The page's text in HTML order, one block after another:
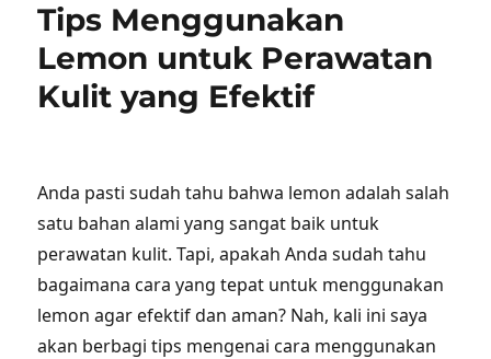
Tips Menggunakan
Lemon untuk Perawatan
Kulit yang Efektif
Anda pasti sudah tahu bahwa lemon adalah salah
satu bahan alami yang sangat baik untuk
perawatan kulit. Tapi, apakah Anda sudah tahu
bagaimana cara yang tepat untuk menggunakan
lemon agar efektif dan aman? Nah, kali ini saya
akan berbagi tips mengenai cara menggunakan